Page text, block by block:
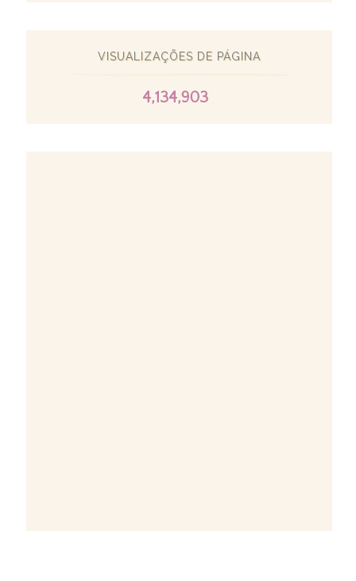
VISUALIZAÇÕES DE PÁGINA
4,134,903